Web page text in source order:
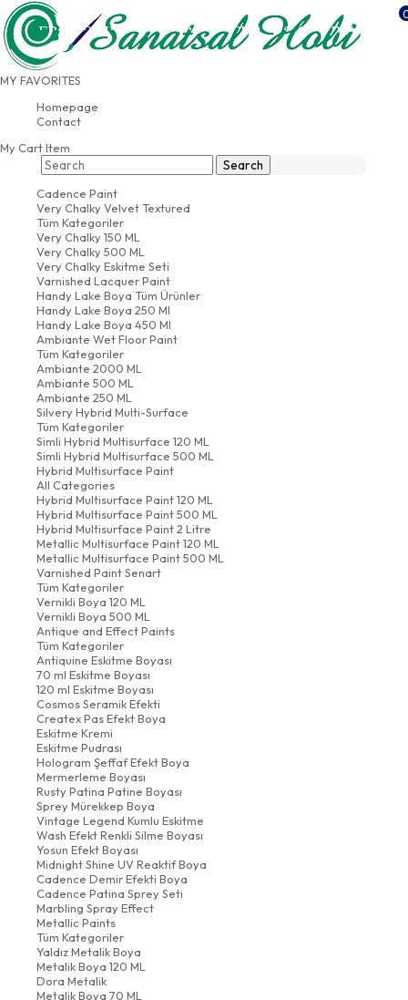
FREE SHIPPING FOR PURCHASES OVER 500
MY FAVORITES
Homepage
Contact
My CartItem
Cadence Paint
Very Chalky Velvet Textured
Tüm Kategoriler
Very Chalky 150 ML
Very Chalky 500 ML
Very Chalky Eskitme Seti
Varnished Lacquer Paint
Handy Lake Boya Tüm Ürünler
Handy Lake Boya 250 Ml
Handy Lake Boya 450 Ml
Ambiante Wet Floor Paint
Tüm Kategoriler
Ambiante 2000 ML
Ambiante 500 ML
Ambiante 250 ML
Silvery Hybrid Multi-Surface
Tüm Kategoriler
Simli Hybrid Multisurface 120 ML
Simli Hybrid Multisurface 500 ML
Hybrid Multisurface Paint
All Categories
Hybrid Multisurface Paint 120 ML
Hybrid Multisurface Paint 500 ML
Hybrid Multisurface Paint 2 Litre
Metallic Multisurface Paint 120 ML
Metallic Multisurface Paint 500 ML
Varnished Paint Senart
Tüm Kategoriler
Vernikli Boya 120 ML
Vernikli Boya 500 ML
Antique and Effect Paints
Tüm Kategoriler
Antiquine Eskitme Boyası
70 ml Eskitme Boyası
120 ml Eskitme Boyası
Cosmos Seramik Efekti
Createx Pas Efekt Boya
Eskitme Kremi
Eskitme Pudrası
Hologram Şeffaf Efekt Boya
Mermerleme Boyası
Rusty Patina Patine Boyası
Sprey Mürekkep Boya
Vintage Legend Kumlu Eskitme
Wash Efekt Renkli Silme Boyası
Yosun Efekt Boyası
Midnight Shine UV Reaktif Boya
Cadence Demir Efekti Boya
Cadence Patina Sprey Seti
Marbling Spray Effect
Metallic Paints
Tüm Kategoriler
Yaldız Metalik Boya
Metalik Boya 120 ML
Dora Metalik
Metalik Boya 70 ML